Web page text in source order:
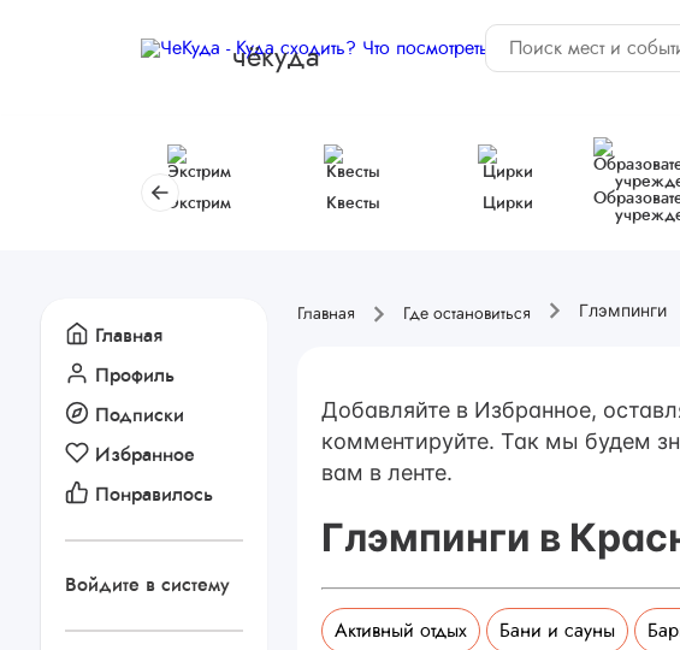
чёкуда
Экстрим Квесты Цирки
Главная
Профиль
Подписки
Избранное
Понравилось
Войдите в систему
Главная Где остановиться Глэмпинги
Добавляйте в Избранное,
комментируйте. Так мы будем
вам в ленте.
Глэмпинги в
Активный отдых Бани и сауны